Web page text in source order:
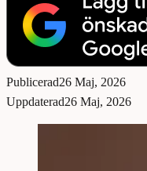
Publicerad26 Maj, 2026
Uppdaterad26 Maj, 2026